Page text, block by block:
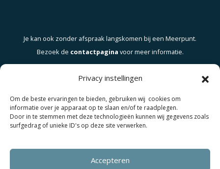
Privacy instellingen
Om de beste ervaringen te bieden, gebruiken wij cookies om
informatie over je apparaat op te slaan en/of te raadplegen.
Door in te stemmen met deze technologieën kunnen wij gegevens zoals
surfgedrag of unieke ID's op deze site verwerken.
Accepteren
Je kan ook zonder afspraak langskomen bij een Meerpunt.
Bezoek de contactpagina voor meer informatie.